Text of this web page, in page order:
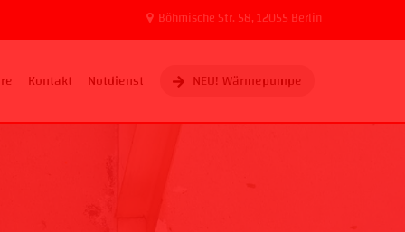
Böhmische Str. 58, 12055 Berlin
Kontakt Notdienst NEU! Wärmepumpe